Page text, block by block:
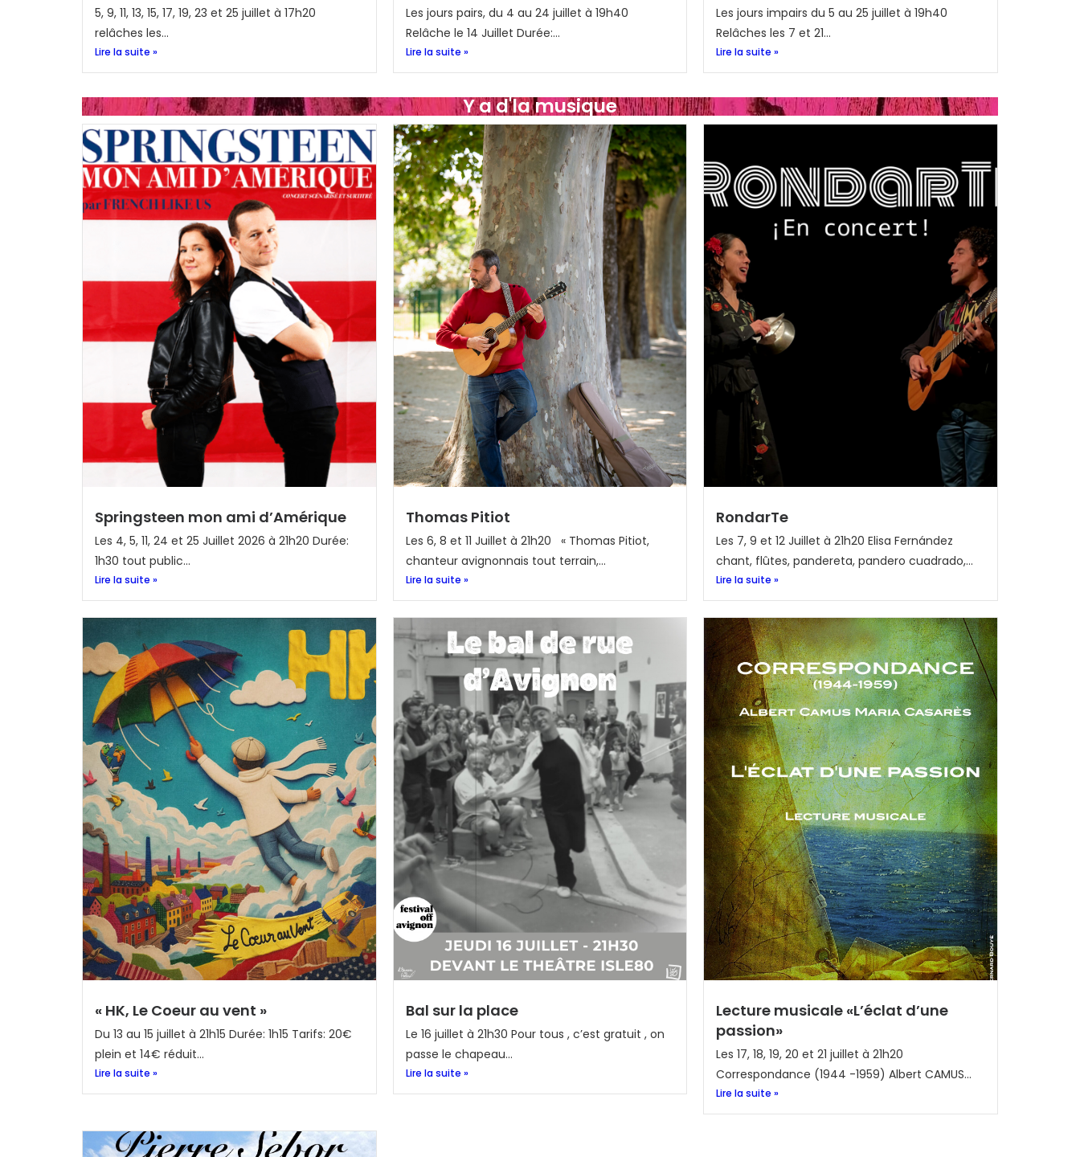
5, 9, 11, 13, 15, 17, 19, 23 et 25 juillet à 17h20
relâches les...
Lire la suite »
Les jours pairs, du 4 au 24 juillet à 19h40
Relâche le 14 Juillet Durée:...
Lire la suite »
Les jours impairs du 5 au 25 juillet à 19h40
Relâches les 7 et 21...
Lire la suite »
Y a d'la musique
Springsteen mon ami d’Amérique
Les 4, 5, 11, 24 et 25 Juillet 2026 à 21h20 Durée:
1h30 tout public...
Lire la suite »
Thomas Pitiot
Les 6, 8 et 11 Juillet à 21h20 « Thomas Pitiot,
chanteur avignonnais tout terrain,...
Lire la suite »
RondarTe
Les 7, 9 et 12 Juillet à 21h20 Elisa Fernández
chant, flûtes, pandereta, pandero cuadrado,...
Lire la suite »
« HK, Le Coeur au vent »
Du 13 au 15 juillet à 21h15 Durée: 1h15 Tarifs: 20€
plein et 14€ réduit...
Lire la suite »
Bal sur la place
Le 16 juillet à 21h30 Pour tous , c’est gratuit , on
passe le chapeau...
Lire la suite »
Lecture musicale «L’éclat d’une
passion»
Les 17, 18, 19, 20 et 21 juillet à 21h20
Correspondance (1944 -1959) Albert CAMUS...
Lire la suite »